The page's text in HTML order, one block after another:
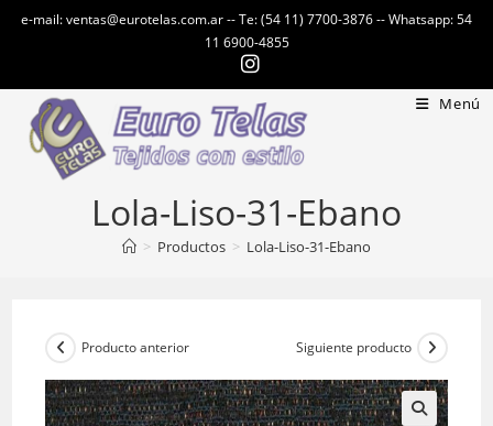
e-mail: ventas@eurotelas.com.ar -- Te: (54 11) 7700-3876 -- Whatsapp: 54
11 6900-4855
Menú
Lola-Liso-31-Ebano
> Productos > Lola-Liso-31-Ebano
Producto anterior Siguiente producto